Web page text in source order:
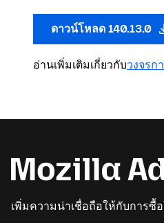
ดาวน์โหลด 140.13.0
อ่านเพิ่มเติมเกี่ยวกับวงจรก
เพิ่มความน่าเชื่อถือให้กับการ